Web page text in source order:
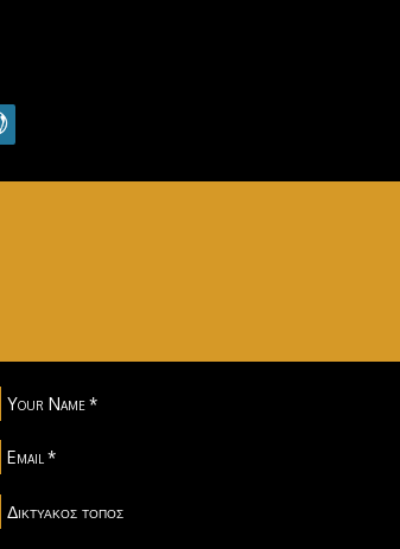
Your Name*
Email *
Δικτυακός τόπος